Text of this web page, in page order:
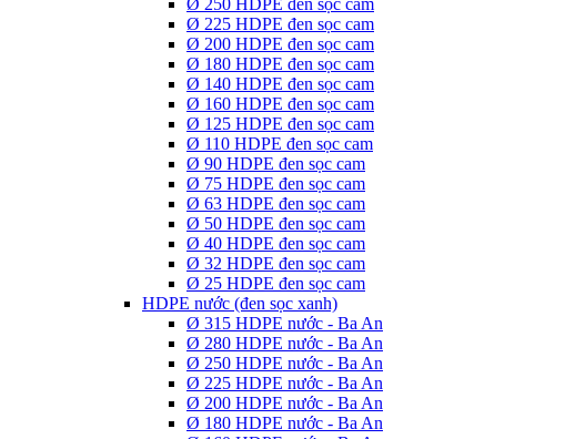
Ø 250 HDPE đen sọc cam
Ø 225 HDPE đen sọc cam
Ø 200 HDPE đen sọc cam
Ø 180 HDPE đen sọc cam
Ø 140 HDPE đen sọc cam
Ø 160 HDPE đen sọc cam
Ø 125 HDPE đen sọc cam
Ø 110 HDPE đen sọc cam
Ø 90 HDPE đen sọc cam
Ø 75 HDPE đen sọc cam
Ø 63 HDPE đen sọc cam
Ø 50 HDPE đen sọc cam
Ø 40 HDPE đen sọc cam
Ø 32 HDPE đen sọc cam
Ø 25 HDPE đen sọc cam
HDPE nước (đen sọc xanh)
Ø 315 HDPE nước - Ba An
Ø 280 HDPE nước - Ba An
Ø 250 HDPE nước - Ba An
Ø 225 HDPE nước - Ba An
Ø 200 HDPE nước - Ba An
Ø 180 HDPE nước - Ba An